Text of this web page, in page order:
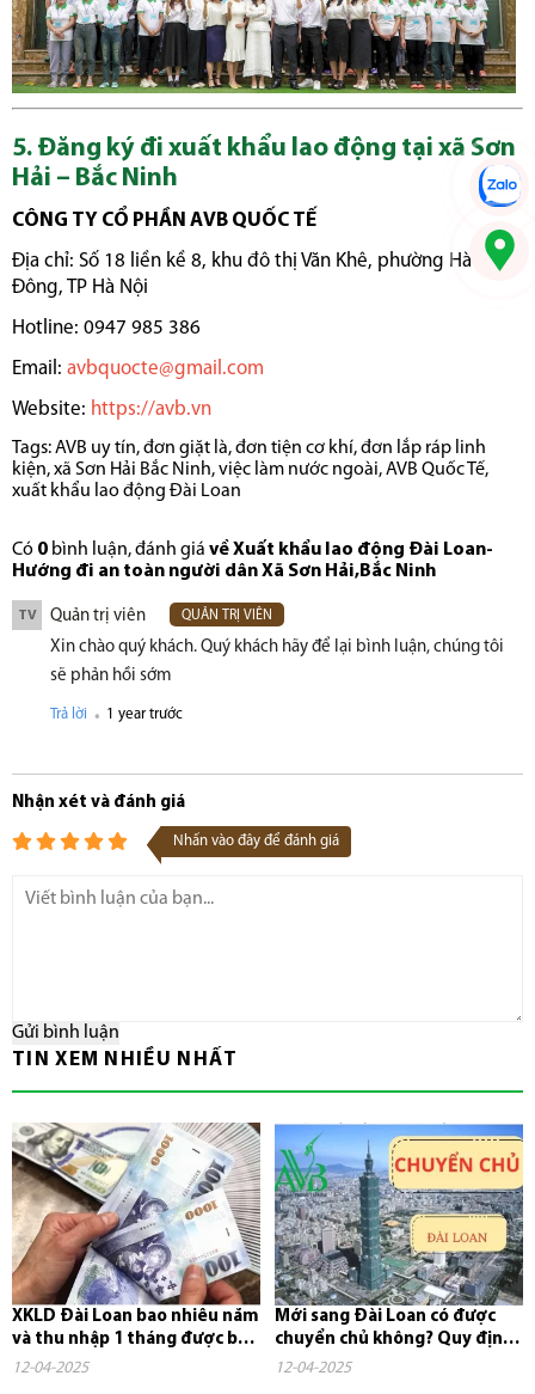
5. Đăng ký đi xuất khẩu lao động tại xã Sơn
Hải – Bắc Ninh
CÔNG TY CỔ PHẦN AVB QUỐC TẾ
Địa chỉ: Số 18 liền kề 8, khu đô thị Văn Khê, phường Hà
Đông, TP Hà Nội
Hotline: 0947 985 386
Email: avbquocte@gmail.com
Website: https://avb.vn
Tags:AVB uy tín,đơn giặt là,đơn tiện cơ khí,đơn lắp ráp linh
kiện,xã Sơn Hải Bắc Ninh,việc làm nước ngoài,AVB Quốc Tế,
xuất khẩu lao động Đài Loan
Có 0 bình luận, đánh giá về Xuất khẩu lao động Đài Loan-
Hướng đi an toàn người dân Xã Sơn Hải,Bắc Ninh
TV Quản trị viên QUẢN TRỊ VIÊN
Xin chào quý khách. Quý khách hãy để lại bình luận, chúng tôi
sẽ phản hồi sớm
Trả lời . 1 year trước
Nhận xét và đánh giá
Nhấn vào đây để đánh giá
Gửi bình luận
TIN XEM NHIỀU NHẤT
XKLD Đài Loan bao nhiêu năm
và thu nhập 1 tháng được bao
nhiêu tiền?
12-04-2025
Mới sang Đài Loan có được
chuyển chủ không? Quy định,
chi phí và những điều cần...
12-04-2025